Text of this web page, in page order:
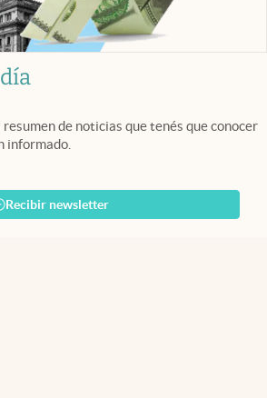
de noticias que tenés que conocer
informado.
Recibir newsletter